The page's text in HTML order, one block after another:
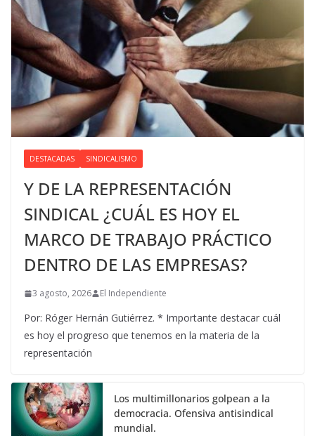
DESTACADAS SINDICALISMO
Y DE LA REPRESENTACIÓN
SINDICAL ¿CUÁL ES HOY EL
MARCO DE TRABAJO PRÁCTICO
DENTRO DE LAS EMPRESAS?
3 agosto, 2026 El Independiente
Por: Róger Hernán Gutiérrez. * Importante destacar cuál
es hoy el progreso que tenemos en la materia de la
representación
Los multimillonarios golpean a la
democracia. Ofensiva antisindical
mundial.